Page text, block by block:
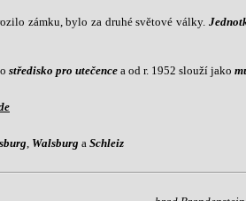
zámku, bylo za druhé světové války.
středisko pro utečence a od r. 1952 slouží jako
, Walsburg a Schleiz